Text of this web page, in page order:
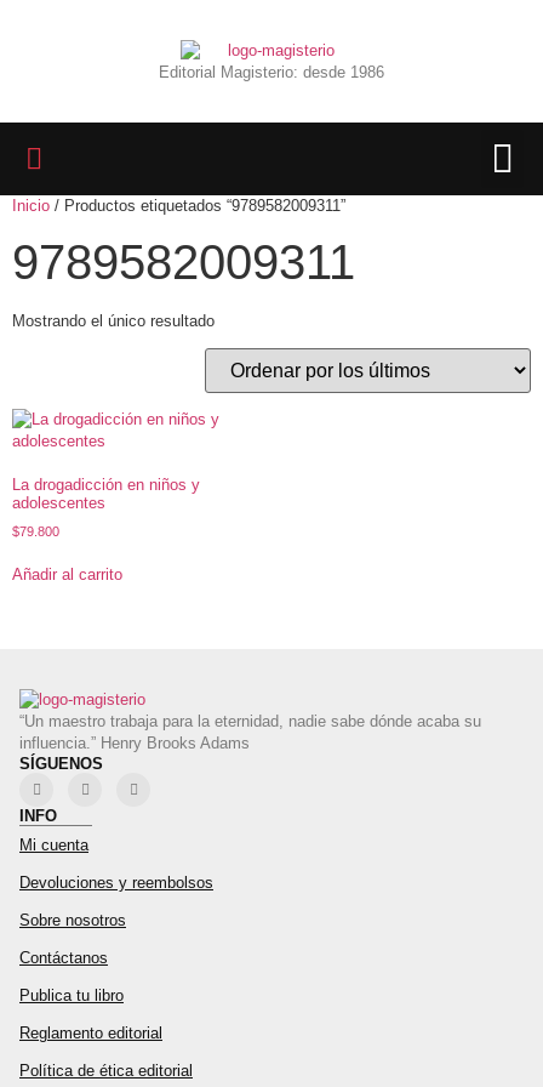
Editorial Magisterio: desde 1986
Inicio / Productos etiquetados “9789582009311”
9789582009311
Mostrando el único resultado
La drogadicción en niños y
adolescentes
$79.800
Añadir al carrito
“Un maestro trabaja para la eternidad, nadie sabe dónde acaba su
influencia.” Henry Brooks Adams
SÍGUENOS
INFO
Mi cuenta
Devoluciones y reembolsos
Sobre nosotros
Contáctanos
Publica tu libro
Reglamento editorial
Política de ética editorial